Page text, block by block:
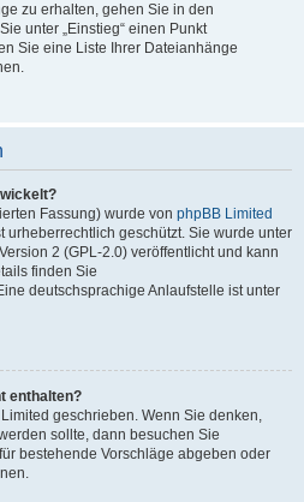
zu erhalten, gehen Sie in den
unter „Einstieg“ einen Punkt
Sie eine Liste Ihrer Dateianhänge
Fassung) wurde von phpBB Limited
urheberrechtlich geschützt. Sie wurde unter
2 (GPL-2.0) veröffentlicht und kann
finden Sie
deutschsprachige Anlaufstelle ist unter
enthalten?
geschrieben. Wenn Sie denken,
sollte, dann besuchen Sie
bestehende Vorschläge abgeben oder